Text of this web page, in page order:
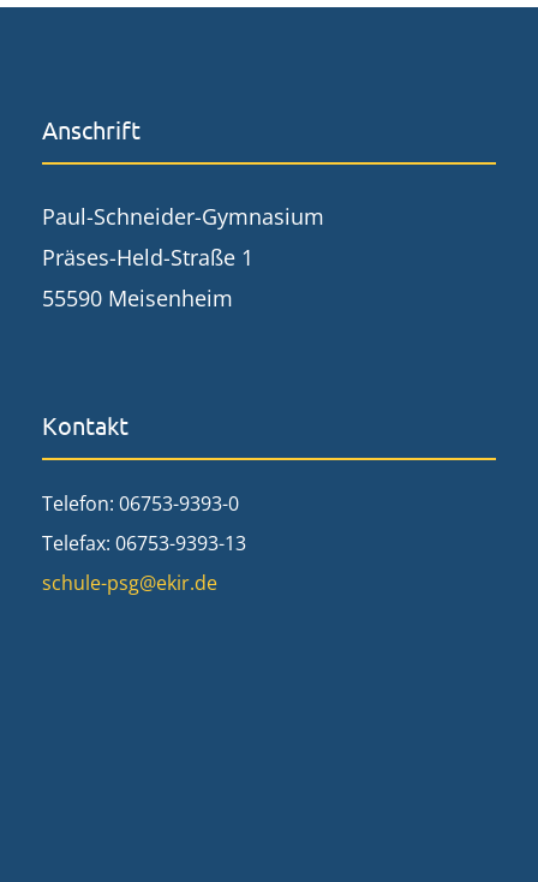
Anschrift
Paul-Schneider-Gymnasium
Präses-Held-Straße 1
55590 Meisenheim
Kontakt
Telefon: 06753-9393-0
Telefax: 06753-9393-13
schule-psg@ekir.de